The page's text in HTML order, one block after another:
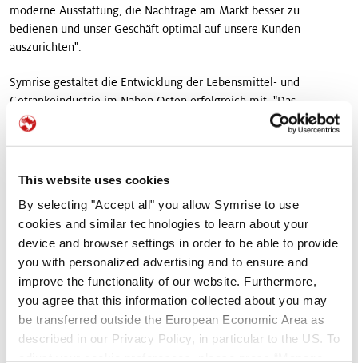
This website uses cookies
By selecting "Accept all" you allow Symrise to use
cookies and similar technologies to learn about your
device and browser settings in order to be able to provide
you with personalized advertising and to ensure and
improve the functionality of our website. Furthermore,
you agree that this information collected about you may
be transferred outside the European Economic Area as
described in our Privacy Policy, in particular to the US. To
moderne Ausstattung, die Nachfrage am Markt besser zu
bedienen und unser Geschäft optimal auf unsere Kunden
auszurichten".
Symrise gestaltet die Entwicklung der Lebensmittel- und
Getränkeindustrie im Nahen Osten erfolgreich mit. "Das
verdanken wir kontinuierlichen Investitionen und der Entwicklung
in Personal und Technik", so Berrahmoune abschließend. "Wir
mit unseren Kunden profitables, strategisches und nachhaltiges
Besten aus der Wissenschaft kombinieren und unsere starke
globale Präsenz mit unserer gewinnbringenden lokalen
Flexibilität, unserem Markt- und Konsumentenverständnis
kombinieren."